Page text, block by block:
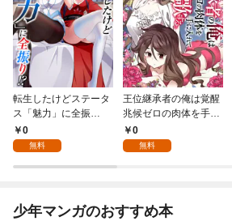
転生したけどステータ
ス「魅力」に全振
り！？(1)
0
無料
王位継承者の俺は覚醒
兆候ゼロの肉体を手に
入れて自由を謳歌す
る。1
0
無料
少年マンガのおすすめ本